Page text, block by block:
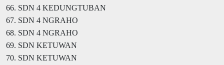
66. SDN 4 KEDUNGTUBAN
67. SDN 4 NGRAHO
68. SDN 4 NGRAHO
69. SDN KETUWAN
70. SDN KETUWAN